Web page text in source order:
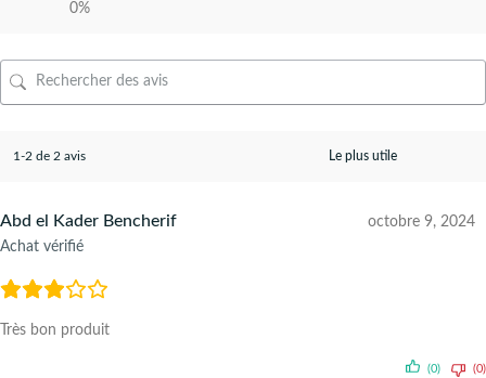
0%
1-2 de 2 avis
Abd el Kader Bencherif
Achat vérifié
octobre 9, 2024
Très bon produit
(0) (0)